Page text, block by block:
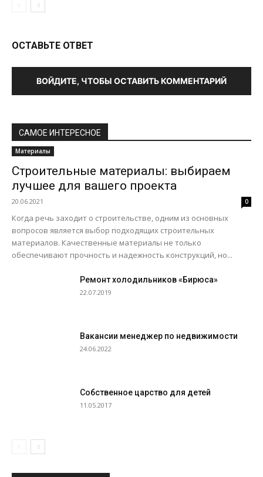
ОСТАВЬТЕ ОТВЕТ
ВОЙДИТЕ, ЧТОБЫ ОСТАВИТЬ КОММЕНТАРИЙ
САМОЕ ИНТЕРЕСНОЕ
Материалы
Строительные материалы: выбираем
лучшее для вашего проекта
20.06.2021 0
Когда речь заходит о строительстве, одним из основных
вопросов является выбор подходящих строительных
материалов. Качественные материалы не только
обеспечивают прочность и надежность конструкций, но...
Ремонт холодильников «Бирюса»
22.07.2019
Вакансии менеджер по недвижимости
24.06.2022
Собственное царство для детей
11.05.2017